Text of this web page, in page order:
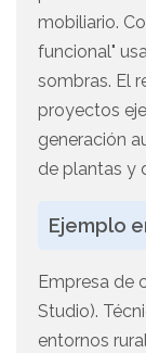
mobiliario.
funcional"
sombras. El
proyectos
generación
de plantas y
Ejemplo
Empresa de
Studio).
entornos